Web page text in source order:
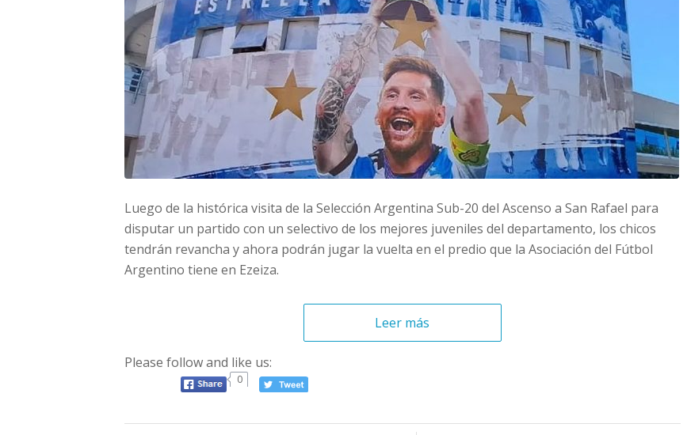
Luego de la histórica visita de la Selección Argentina Sub-20 del Ascenso a San Rafael para
disputar un partido con un selectivo de los mejores juveniles del departamento, los chicos
tendrán revancha y ahora podrán jugar la vuelta en el predio que la Asociación del Fútbol
Argentino tiene en Ezeiza.
Leer más
Please follow and like us:
0